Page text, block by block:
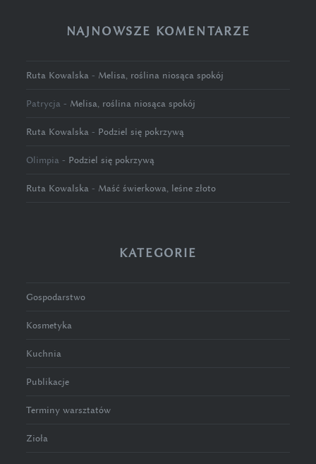
NAJNOWSZE KOMENTARZE
Ruta Kowalska - Melisa, roślina niosąca spokój
Patrycja - Melisa, roślina niosąca spokój
Ruta Kowalska - Podziel się pokrzywą
Olimpia - Podziel się pokrzywą
Ruta Kowalska - Maść świerkowa, leśne złoto
KATEGORIE
Gospodarstwo
Kosmetyka
Kuchnia
Publikacje
Terminy warsztatów
Zioła